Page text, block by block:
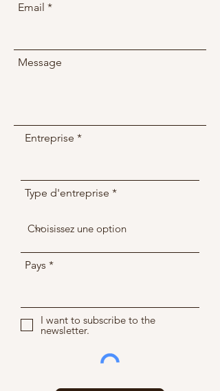
Email
Message
Entreprise
Type d'entreprise
Pays
I want to subscribe to the
newsletter.